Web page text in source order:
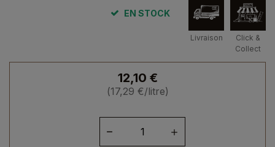
EN STOCK
Livraison
Click &
Collect
12,10 €
(17,29 €/litre)